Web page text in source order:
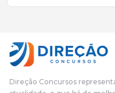
mais excelentes cargos
fundamental na minha
pudesse enxergar o que
das aulas vocês(Direção
o aluno, além de ter que
Direção Concursos